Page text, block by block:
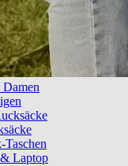
Taschen
Laptop